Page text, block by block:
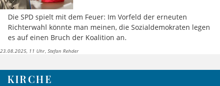
Die SPD spielt mit dem Feuer: Im Vorfeld der erneuten
Richterwahl könnte man meinen, die Sozialdemokraten legen
es auf einen Bruch der Koalition an.
23.08.2025, 11 Uhr Stefan Rehder
KIRCHE